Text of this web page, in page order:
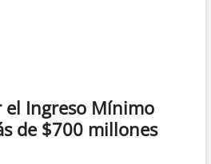
el Ingreso Mínimo
de $700 millones